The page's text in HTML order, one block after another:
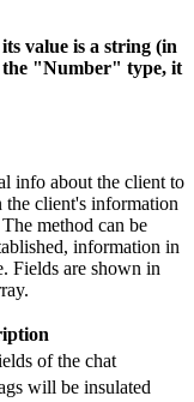
value is a string (in
"Number" type, it
info about the client to
client's information
method can be
information in
Fields are shown in
of the chat
will be insulated